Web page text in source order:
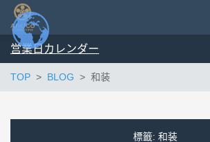
営業日カレンダー
TOP BLOG 和装
標籤: 和装